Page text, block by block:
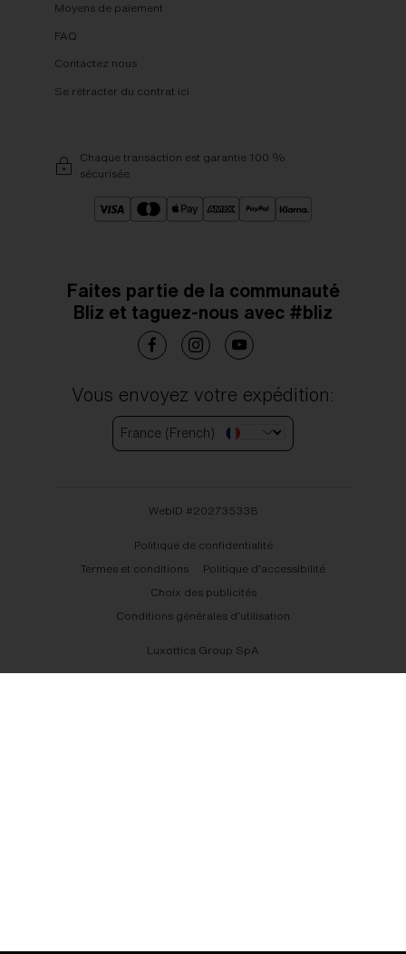
Moyens de paiement
FAQ
Contactez nous
Se rétracter du contrat ici
Chaque transaction est garantie 100 %
sécurisée
Faites partie de la communauté
Bliz et taguez-nous avec #bliz
Vous envoyez votre expédition:
France (French)
WebID #202735338
Politique de confidentialité
Termes et conditions
Politique d’accessibilité
Choix des publicités
Conditions générales d’utilisation
Luxottica Group SpA